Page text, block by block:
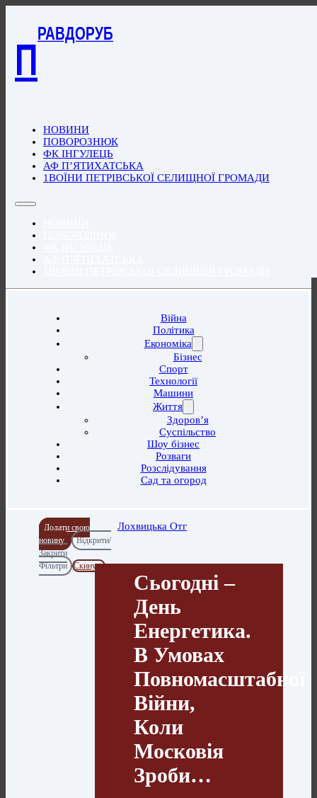
П
РАВДОРУБ
НОВИНИ
ПОВОРОЗНЮК
ФК ІНГУЛЕЦЬ
АФ П’ЯТИХАТСЬКА
1ВОЇНИ ПЕТРІВСЬКОЇ СЕЛИЩНОЇ ГРОМАДИ
Війна
Політика
Економіка
Бізнес
Спорт
Технології
Машини
Життя
Здоров’я
Суспільство
Шоу бізнес
Розваги
Розслідування
Сад та огород
Додати свою
новину
Відкрити/
Закрити
Фільтри
Скинути
Лохвицька Отг
Сьогодні –
День
Енергетика.
В Умовах
Повномасштабної
Війни,
Коли
Московія
Зроби…